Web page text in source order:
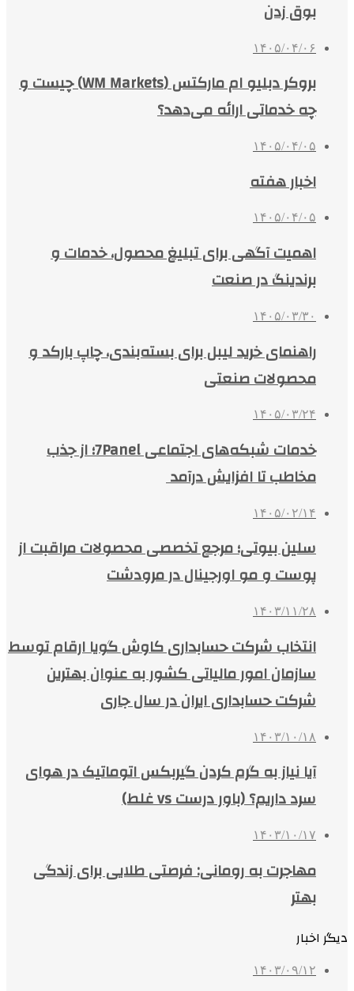
بوق زدن
۱۴۰۵/۰۴/۰۶
بروکر دبلیو ام مارکتس (WM Markets) چیست و
چه خدماتی ارائه می‌دهد؟
۱۴۰۵/۰۴/۰۵
اخبار هفته
۱۴۰۵/۰۴/۰۵
اهمیت آگهی برای تبلیغ محصول، خدمات و
برندینگ در صنعت
۱۴۰۵/۰۳/۳۰
راهنمای خرید لیبل برای بسته‌بندی، چاپ بارکد و
محصولات صنعتی
۱۴۰۵/۰۳/۲۴
خدمات شبکه‌های اجتماعی 7Panel؛ از جذب
مخاطب تا افزایش درآمد
۱۴۰۵/۰۲/۱۴
سلین بیوتی؛ مرجع تخصصی محصولات مراقبت از
پوست و مو اورجینال در مرودشت
۱۴۰۳/۱۱/۲۸
انتخاب شرکت حسابداری کاوش گویا ارقام توسط
سازمان امور مالیاتی کشور به عنوان بهترین
شرکت حسابداری ایران در سال جاری
۱۴۰۳/۱۰/۱۸
آیا نیاز به گرم کردن گیربکس اتوماتیک در هوای
سرد داریم؟ (باور درست vs غلط)
۱۴۰۳/۱۰/۱۷
مهاجرت به رومانی: فرصتی طلایی برای زندگی
بهتر
دیگر اخبار
۱۴۰۳/۰۹/۱۲